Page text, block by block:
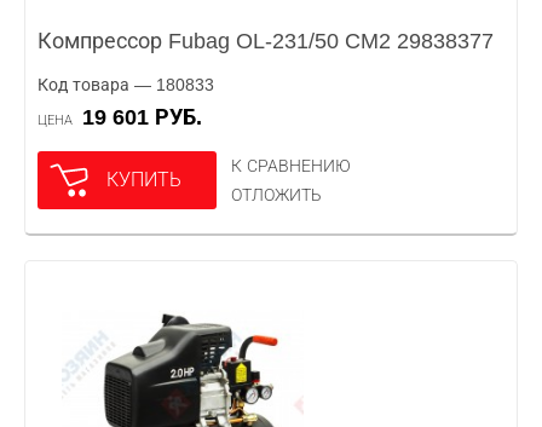
Компрессор Fubag OL-231/50 CM2 29838377
Код товара — 180833
ЦЕНА 19 601 РУБ.
КУПИТЬ
К СРАВНЕНИЮ
ОТЛОЖИТЬ